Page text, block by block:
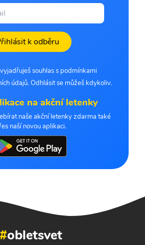
k odběru
souhlas s podmínkami
údajů. Odhlásit se můžeš kdykoliv.
na akční letenky
naše akční letenky zdarma také
naší novou aplikaci.
#obletsvet